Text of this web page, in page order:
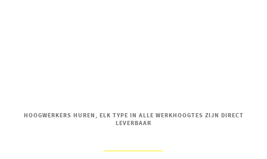
HOOGWERKERS HUREN, ELK TYPE IN ALLE WERKHOOGTES ZIJN DIRECT
LEVERBAAR